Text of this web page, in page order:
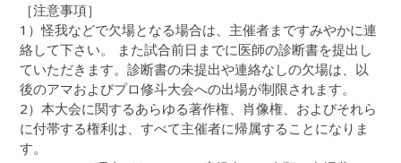
［注意事項］
1）怪我などで欠場となる場合は、主催者まですみやかに連
絡して下さい。 また試合前日までに医師の診断書を提出し
ていただきます。診断書の未提出や連絡なしの欠場は、以
後のアマおよびプロ修斗大会への出場が制限されます。
2）本大会に関するあらゆる著作権、肖像権、およびそれら
に付帯する権利は、すべて主催者に帰属することになりま
す。